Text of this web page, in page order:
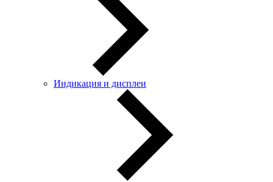
Индикация и дисплеи